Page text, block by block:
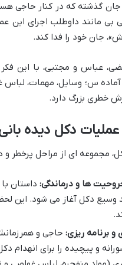
جان گذشته که در کنار حاجی
بی مانند داوطلب اجرای
جان خود را فدا کند.
عباس و مجتبی، با این
س؛ وسایل، مهمات، لباس
خطری بزرگ دارد.
عملیات دکل دیده
مجموعه ای از مراحل پرخطر
ها و درماندگی: داستان
وسیع دکل آغاز می شود. این
برنامه ریزی: حاجی و
و پیچیده را برای انهدام